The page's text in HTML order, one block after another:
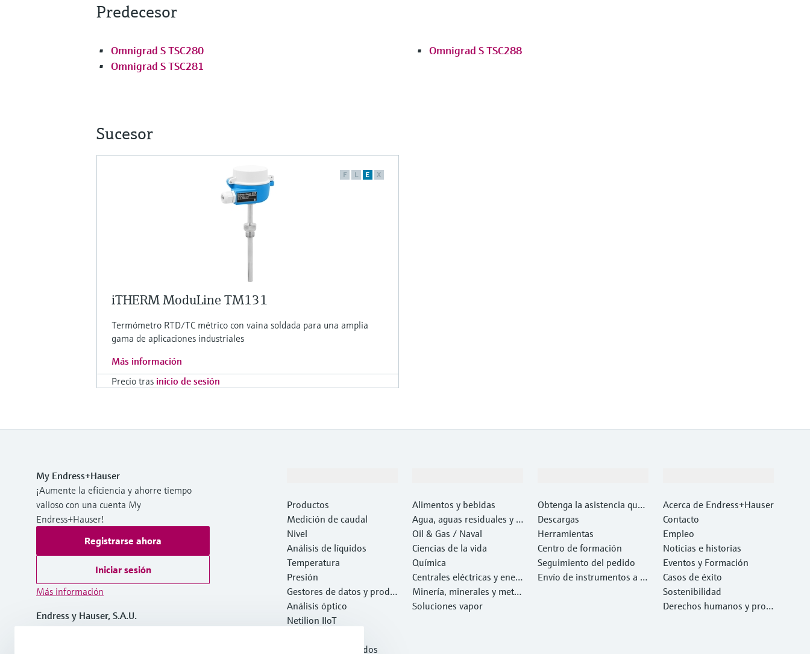
Predecesor
Omnigrad S TSC280
Omnigrad S TSC281
Omnigrad S TSC288
Sucesor
F L E X
iTHERM ModuLine TM131
Termómetro RTD/TC métrico con vaina soldada para una amplia
gama de aplicaciones industriales
Más información
Precio tras inicio de sesión
My Endress+Hauser
¡Aumente la eficiencia y ahorre tiempo
valioso con una cuenta My
Endress+Hauser!
Registrarse ahora
Iniciar sesión
Más información
Endress y Hauser, S.A.U.
España
Productos
Medición de caudal
Nivel
Análisis de líquidos
Temperatura
Presión
Gestores de datos y produ
ctos de sistema
Análisis óptico
Netilion IIoT
Productos destacados
Alimentos y bebidas
Agua, aguas residuales y r
esiduos
Oil & Gas / Naval
Ciencias de la vida
Química
Centrales eléctricas y ener
gía
Minería, minerales y metal
es
Soluciones vapor
Obtenga la asistencia que
necesita con rapidez
Descargas
Herramientas
Centro de formación
Seguimiento del pedido
Envío de instrumentos a c
Acerca de Endress+Hauser
Contacto
Empleo
Noticias e historias
Eventos y Formación
Casos de éxito
Sostenibilidad
Derechos humanos y prote